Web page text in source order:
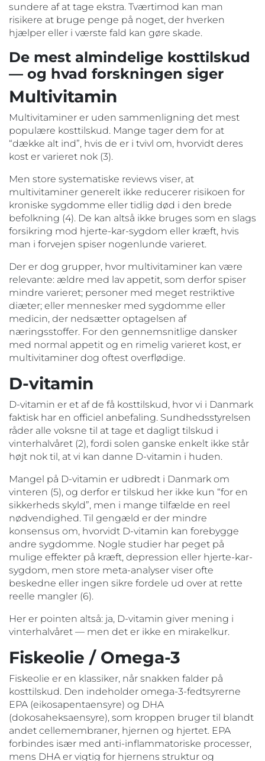
sundere af at tage ekstra. Tværtimod kan man
risikere at bruge penge på noget, der hverken
hjælper eller i værste fald kan gøre skade.
De mest almindelige kosttilskud
— og hvad forskningen siger
Multivitamin
Multivitaminer er uden sammenligning det mest
populære kosttilskud. Mange tager dem for at
“dække alt ind”, hvis de er i tvivl om, hvorvidt deres
kost er varieret nok (3).
Men store systematiske reviews viser, at
multivitaminer generelt ikke reducerer risikoen for
kroniske sygdomme eller tidlig død i den brede
befolkning (4). De kan altså ikke bruges som en slags
forsikring mod hjerte-kar-sygdom eller kræft, hvis
man i forvejen spiser nogenlunde varieret.
Der er dog grupper, hvor multivitaminer kan være
relevante: ældre med lav appetit, som derfor spiser
mindre varieret; personer med meget restriktive
diæter; eller mennesker med sygdomme eller
medicin, der nedsætter optagelsen af
næringsstoffer. For den gennemsnitlige dansker
med normal appetit og en rimelig varieret kost, er
multivitaminer dog oftest overflødige.
D-vitamin
D-vitamin er et af de få kosttilskud, hvor vi i Danmark
faktisk har en officiel anbefaling. Sundhedsstyrelsen
råder alle voksne til at tage et dagligt tilskud i
vinterhalvåret (2), fordi solen ganske enkelt ikke står
højt nok til, at vi kan danne D-vitamin i huden.
Mangel på D-vitamin er udbredt i Danmark om
vinteren (5), og derfor er tilskud her ikke kun “for en
sikkerheds skyld”, men i mange tilfælde en reel
nødvendighed. Til gengæld er der mindre
konsensus om, hvorvidt D-vitamin kan forebygge
andre sygdomme. Nogle studier har peget på
mulige effekter på kræft, depression eller hjerte-kar-
sygdom, men store meta-analyser viser ofte
beskedne eller ingen sikre fordele ud over at rette
reelle mangler (6).
Her er pointen altså: ja, D-vitamin giver mening i
vinterhalvåret — men det er ikke en mirakelkur.
Fiskeolie / Omega-3
Fiskeolie er en klassiker, når snakken falder på
kosttilskud. Den indeholder omega-3-fedtsyrerne
EPA (eikosapentaensyre) og DHA
(dokosaheksaensyre), som kroppen bruger til blandt
andet cellemembraner, hjernen og hjertet. EPA
forbindes især med anti-inflammatoriske processer,
mens DHA er vigtig for hjernens struktur og